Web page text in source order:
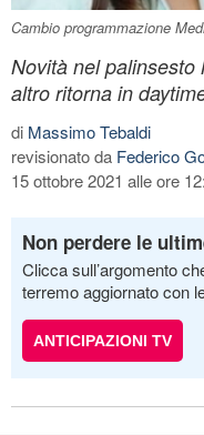
Cambio programmazione
Novità nel palinsesto
altro ritorna in
di Massimo Tebaldi
revisionato da Federico
15 ottobre 2021 alle ore
Non perdere le
Clicca sull’argomento
terremo aggiornato con
ANTICIPAZIONI TV